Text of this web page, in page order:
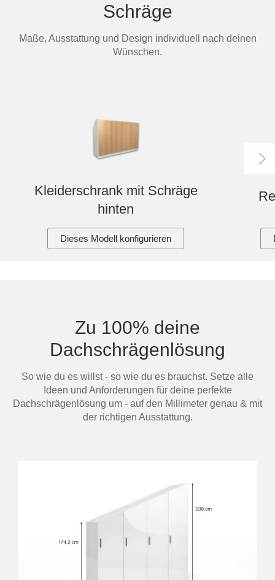
Schräge
Maße, Ausstattung und Design individuell nach deinen
Wünschen.
Kleiderschrank mit Schräge
hinten
Dieses Modell konfigurieren
Zu 100% deine
Dachschrägenlösung
So wie du es willst - so wie du es brauchst. Setze alle
Ideen und Anforderungen für deine perfekte
Dachschrägenlösung um - auf den Millimeter genau & mit
der richtigen Ausstattung.